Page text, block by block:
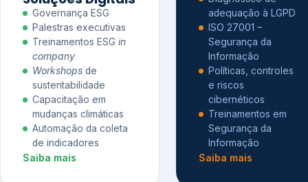
Governança ESG
Palestras executivas
Treinamentos ESG in
company
Workshops de
sustentabilidade
Capacitação em
mudanças climáticas
Automação da coleta
de indicadores
Saiba mais
adequação à LGPD
ISO 27001 –
Segurança da
Informação
Políticas, controles
e riscos
cibernéticos
Treinamentos em
Segurança da
Informação
Saiba mais